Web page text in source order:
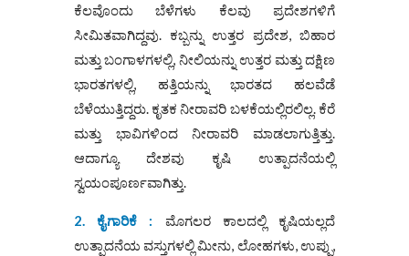
ಕೆಲವೊಂದು ಬೆಳೆಗಳು ಕೆಲವು ಪ್ರದೇಶಗಳಿಗೆ
ಸೀಮಿತವಾಗಿದ್ದವು. ಕಬ್ಬನ್ನು ಉತ್ತರ ಪ್ರದೇಶ, ಬಿಹಾರ
ಮತ್ತು ಬಂಗಾಳಗಳಲ್ಲಿ, ನೀಲಿಯನ್ನು ಉತ್ತರ ಮತ್ತು ದಕ್ಷಿಣ
ಭಾರತಗಳಲ್ಲಿ, ಹತ್ತಿಯನ್ನು ಭಾರತದ ಹಲವೆಡೆ
ಬೆಳೆಯುತ್ತಿದ್ದರು. ಕೃತಕ ನೀರಾವರಿ ಬಳಕೆಯಲ್ಲಿರಲಿಲ್ಲ. ಕೆರೆ
ಮತ್ತು ಭಾವಿಗಳಿಂದ ನೀರಾವರಿ ಮಾಡಲಾಗುತ್ತಿತ್ತು.
ಆದಾಗ್ಯೂ ದೇಶವು ಕೃಷಿ ಉತ್ಪಾದನೆಯಲ್ಲಿ
ಸ್ವಯಂಪೂರ್ಣವಾಗಿತ್ತು.
2. ಕೈಗಾರಿಕೆ : ಮೊಗಲರ ಕಾಲದಲ್ಲಿ ಕೃಷಿಯಲ್ಲದೆ
ಉತ್ಪಾದನೆಯ ವಸ್ತುಗಳಲ್ಲಿ ಮೀನು, ಲೋಹಗಳು, ಉಪ್ಪು,